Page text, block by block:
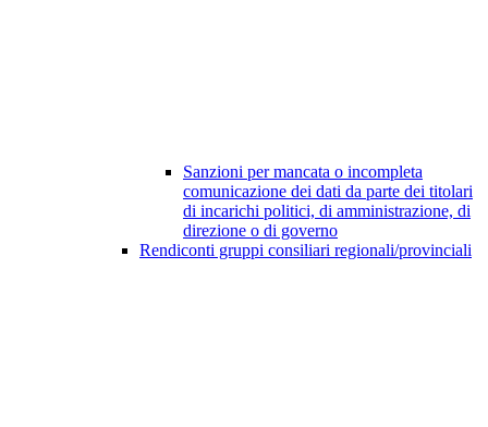
Sanzioni per mancata o incompleta
comunicazione dei dati da parte dei titolari
di incarichi politici, di amministrazione, di
direzione o di governo
Rendiconti gruppi consiliari regionali/provinciali